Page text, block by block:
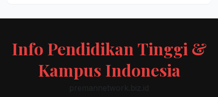
Info Pendidikan Tinggi &
Kampus Indonesia
premannetwork.biz.id